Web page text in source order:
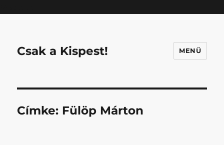
Csak a Kispest! MENÜ
Címke: Fülöp Márton